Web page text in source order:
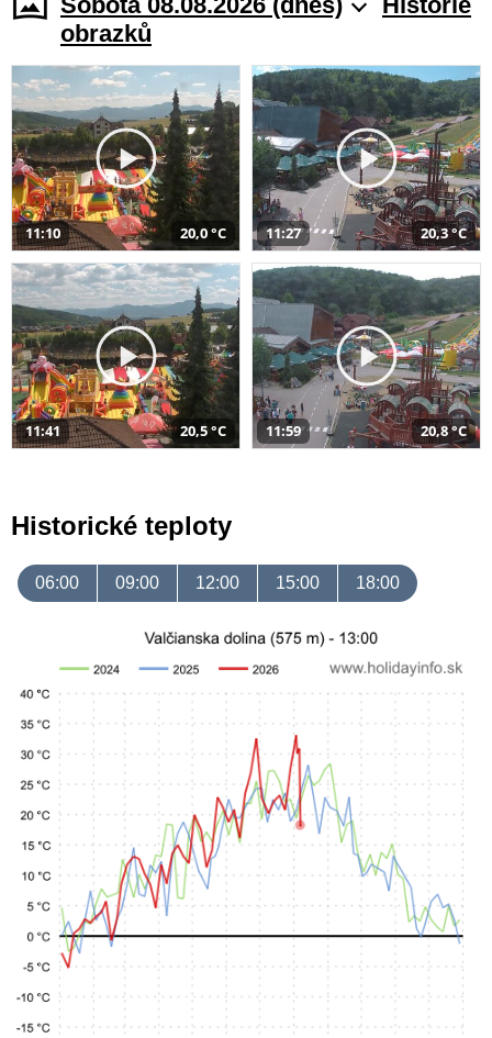
obrazků
11:10 20,0 °C 11:27 20,3 °C
11:41 20,5 °C 11:59 20,8 °C
Historické teploty
06:00 09:00 12:00 15:00 18:00